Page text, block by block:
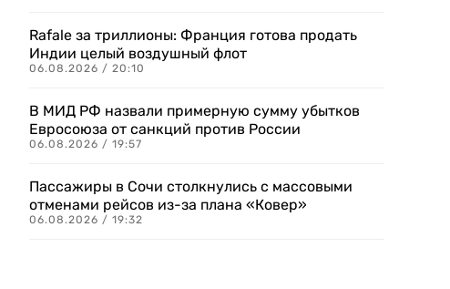
Rafale за триллионы: Франция готова продать
Индии целый воздушный флот
06.08.2026 / 20:10
В МИД РФ назвали примерную сумму убытков
Евросоюза от санкций против России
06.08.2026 / 19:57
Пассажиры в Сочи столкнулись с массовыми
отменами рейсов из-за плана «Ковер»
06.08.2026 / 19:32